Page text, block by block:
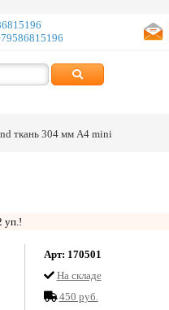
ткань 304 мм А4 mini
уп.!
Арт: 170501
На складе
450 руб.